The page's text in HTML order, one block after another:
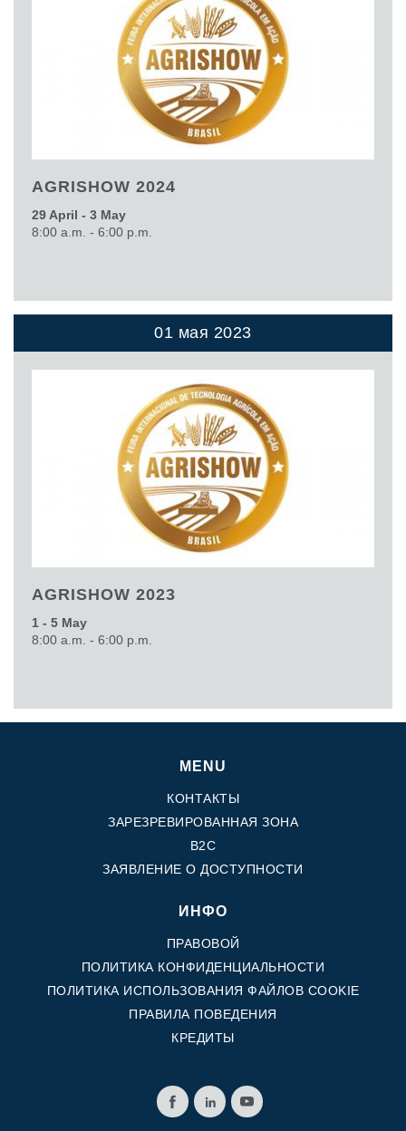
AGRISHOW 2024
29 April - 3 May
8:00 a.m. - 6:00 p.m.
01 мая 2023
AGRISHOW 2023
1 - 5 May
8:00 a.m. - 6:00 p.m.
MENU
КОНТАКТЫ
ЗАРЕЗРЕВИРОВАННАЯ ЗОНА
B2C
ЗАЯВЛЕНИЕ О ДОСТУПНОСТИ
ИНФО
ПРАВОВОЙ
ПОЛИТИКА КОНФИДЕНЦИАЛЬНОСТИ
ПОЛИТИКА ИСПОЛЬЗОВАНИЯ ФАЙЛОВ COOKIE
ПРАВИЛА ПОВЕДЕНИЯ
КРЕДИТЫ